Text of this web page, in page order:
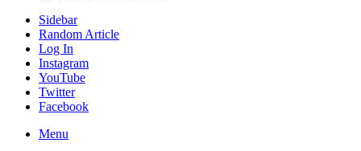
Sidebar
Random Article
Log In
Instagram
YouTube
Twitter
Facebook
Menu